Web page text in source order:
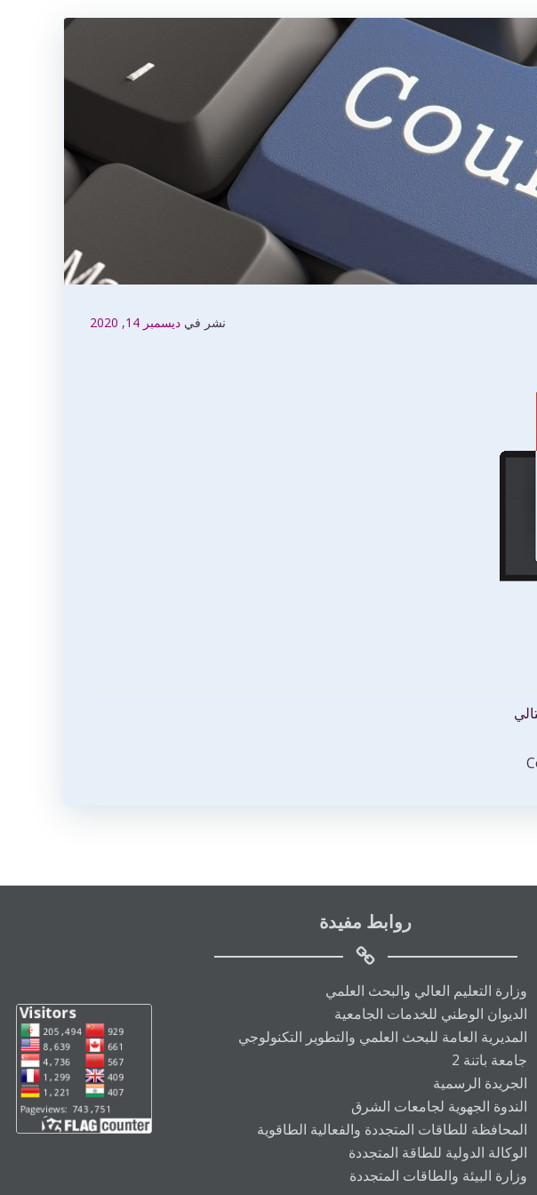
نشر في ديسمبر 14, 2020
روابط مفيدة
وزارة التعليم العالي والبحث العلمي
الديوان الوطني للخدمات الجامعية
المديرية العامة للبحث العلمي والتطوير التكنولوجي
جامعة باتنة 2
الجريدة الرسمية
الندوة الجهوية لجامعات الشرق
المحافظة للطاقات المتجددة والفعالية الطاقوية
الوكالة الدولية للطاقة المتجددة
وزارة البيئة والطاقات المتجددة